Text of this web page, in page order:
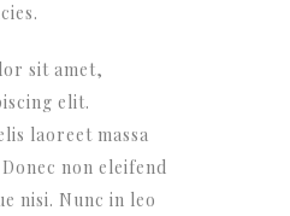
sit amet,
elit.
laoreet massa
non eleifend
nisi. Nunc in leo